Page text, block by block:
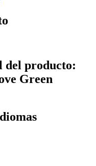
del producto:
Green